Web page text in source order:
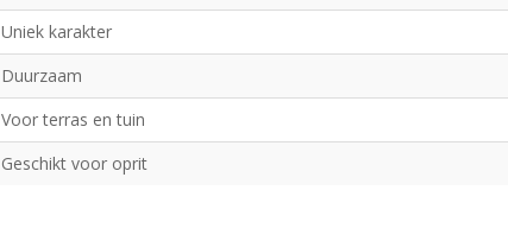
Uniek karakter
Duurzaam
Voor terras en tuin
Geschikt voor oprit